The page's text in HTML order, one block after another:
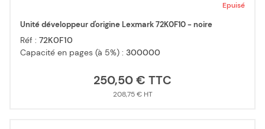
Epuisé
Unité développeur d'origine Lexmark 72K0F10 - noire
Réf : 72K0F10
Capacité en pages (à 5%) : 300000
250,50 €
208,75 €